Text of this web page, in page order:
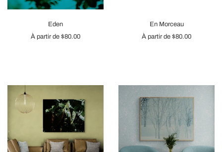
Eden
À partir de $80.00
En Morceau
À partir de $80.00